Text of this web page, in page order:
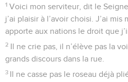
1 Voici mon serviteur, dit le
j’ai plaisir à l’avoir choisi. J’ai
apporte aux nations le droit que
2 Il ne crie pas, il n’élève pas la
grands discours dans la rue.
3 Il ne casse pas le roseau déjà